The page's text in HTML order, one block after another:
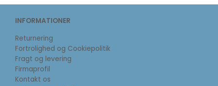
INFORMATIONER
Returnering
Fortrolighed og Cookiepolitik
Fragt og levering
Firmaprofil
Kontakt os